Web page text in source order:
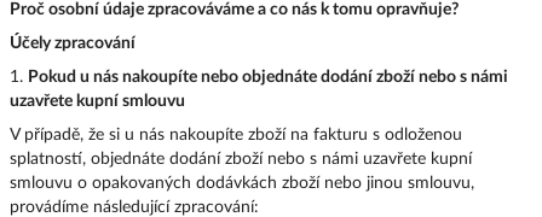
Proč osobní údaje zpracováváme a co nás k tomu opravňuje?
Účely zpracování
1. Pokud u nás nakoupíte nebo objednáte dodání zboží nebo s námi
uzavřete kupní smlouvu
V případě, že si u nás nakoupíte zboží na fakturu s odloženou
splatností, objednáte dodání zboží nebo s námi uzavřete kupní
smlouvu o opakovaných dodávkách zboží nebo jinou smlouvu,
provádíme následující zpracování: